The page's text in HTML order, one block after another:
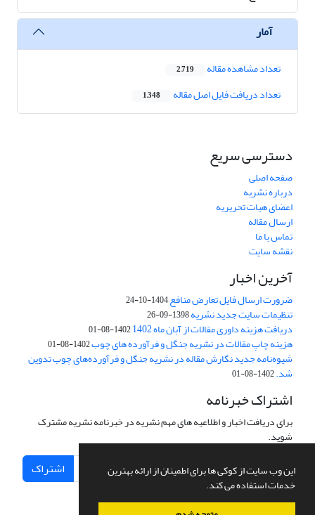
این وب سایت از کوکی ها برای اطمینان از ارائه بهترین
خدمات استفاده می کند.
آمار
تعداد مشاهده مقاله 2,719
تعداد دریافت فایل اصل مقاله 1,348
دسترسی سریع
صفحه اصلی
درباره نشریه
اعضای هیات تحریریه
ارسال مقاله
تماس با ما
نقشه سایت
آخرین اخبار
ضرورت ارسال فایل تعارض منافع1404-10-24
تنظیمات سایت جدید نشریه1398-09-26
دریافت هزینه داوری مقالات از آبان ماه 1402 1402-08-01
هزینه چاپ مقالات در نشریه جنگل و فرآورده های چوب1402-08-01
شیوه‌نامه جدید نگارش مقاله در نشریه جنگل و فرآورده‌های چوب تدوین
شد.1402-08-01
اشتراک خبرنامه
برای دریافت اخبار و اطلاعیه های مهم نشریه در خبرنامه نشریه مشترک
شوید.
اشتراک